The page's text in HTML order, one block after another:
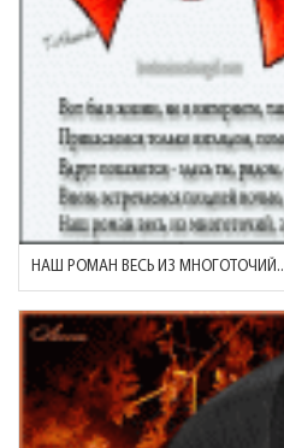
НАШ РОМАН ВЕСЬ ИЗ МНОГОТОЧИЙ..